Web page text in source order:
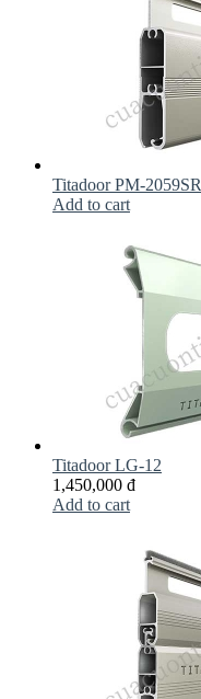
Titadoor PM-2059SR
Add to cart
Titadoor LG-12
1,450,000 đ
Add to cart